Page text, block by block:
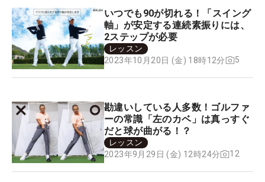
いつでも90が切れる！「スイング
軸」が安定する連続素振りには、
2ステップが必要
レッスン
2023年10月20日 (金) 18時12分
5
勘違いしている人多数！ゴルファ
ーの常識「左のカベ」は真っすぐ
だと球が曲がる！？
レッスン
2023年9月29日 (金) 12時24分
12